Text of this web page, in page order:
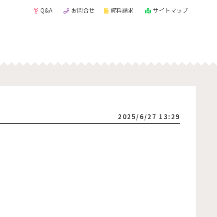
Q&A お問合せ 資料請求 サイトマップ
2025/6/27 13:29